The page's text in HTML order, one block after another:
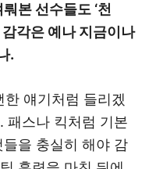
본 선수들도 ‘천
각은 예나 지금이나
.
한 얘기처럼 들리겠
패스나 킥처럼 기본
을 충실히 해야 감